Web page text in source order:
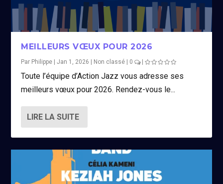
MEILLEURS VŒUX POUR 2026
Par Philippe |Jan 1, 2026 Non classé 0 |
Toute l’équipe d’Action Jazz vous adresse ses
meilleurs vœux pour 2026. Rendez-vous le...
LIRE LA SUITE